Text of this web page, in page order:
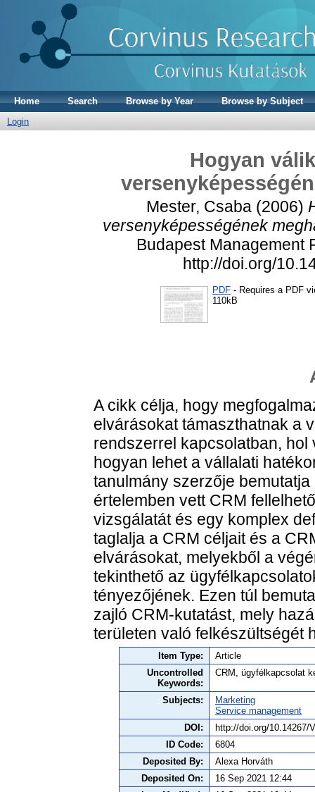
Home Search Browse by Year
Browse by Subject
Login
Hogyan
Mester, Csaba (2006)
versenyképességének
Budapest Management
http://doi.org/
PDF - Requires a PDF
110kB
A cikk célja, hogy
elvárásokat támaszthatnak a
rendszerrel kapcsolatban,
hogyan lehet a vállalati
tanulmány szerzője
értelemben vett CRM
vizsgálatát és egy komplex
taglalja a CRM céljait és a
elvárásokat, melyekből a
tekinthető az
tényezőjének. Ezen túl
zajló CRM-kutatást, mely
területen való felkészültségét
Item Type:
Article
Uncontrolled
Keywords:
CRM, ügyfélkapcsolat
Subjects:
Marketing
Service management
DOI:
http://doi.org/10.14267/
ID Code:
6804
Deposited By:
Alexa Horváth
Deposited On:
16 Sep 2021 12:44